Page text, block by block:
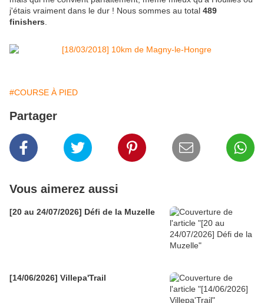
j'étais vraiment dans le dur ! Nous sommes au total 489
finishers
#COURSE À PIED
Partager
Vous aimerez aussi
[20 au 24/07/2026] Défi de la Muzelle
[14/06/2026] Villepa'Trail